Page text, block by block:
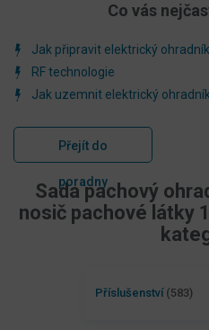
Co vás
Jak připravit elektrický
RF technologie
Jak uzemnit elektrický
Přejít do
poradny
Sada pachový
nosič pachové látky
Příslušenství (583)